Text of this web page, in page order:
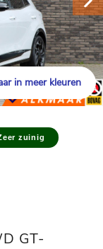
in meer kleuren
zuinig
GT-